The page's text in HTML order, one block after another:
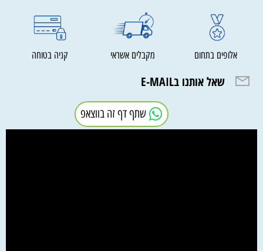
אלופים בתחום מקבלים אשראי קניה בטוחה
שאל אותנו בE-MAIL
שתף דף זה בווצאפ